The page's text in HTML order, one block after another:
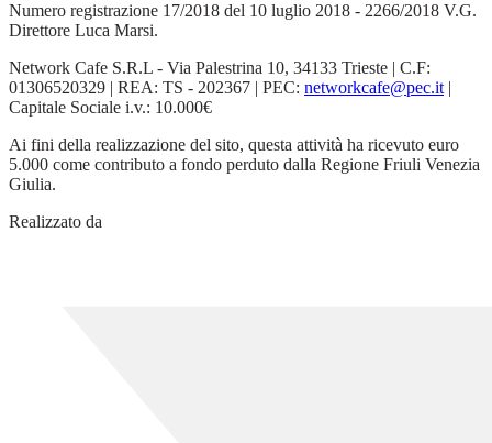
Numero registrazione 17/2018 del 10 luglio 2018 - 2266/2018 V.G.
Direttore Luca Marsi.
Network Cafe S.R.L - Via Palestrina 10, 34133 Trieste | C.F:
01306520329 | REA: TS - 202367 | PEC: networkcafe@pec.it |
Capitale Sociale i.v.: 10.000€
Ai fini della realizzazione del sito, questa attività ha ricevuto euro
5.000 come contributo a fondo perduto dalla Regione Friuli Venezia
Giulia.
Realizzato da